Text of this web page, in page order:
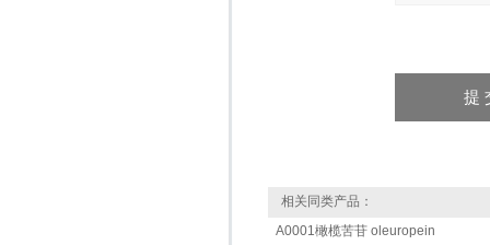
相关同类产品：
A0001橄榄苦苷 oleuropein